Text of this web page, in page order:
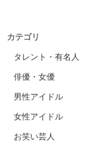
カテゴリ
タレント・有名人
俳優・女優
男性アイドル
女性アイドル
お笑い芸人